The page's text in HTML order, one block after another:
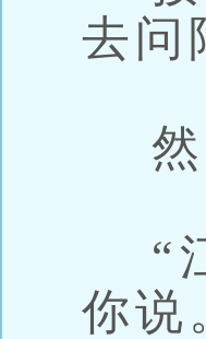
去问
然
“
你说